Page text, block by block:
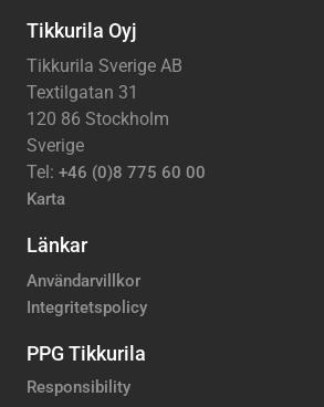
Tikkurila Oyj
Tikkurila Sverige AB
Textilgatan 31
120 86 Stockholm
Sverige
Tel: +46 (0)8 775 60 00
Karta
Länkar
Användarvillkor
Integritetspolicy
PPG Tikkurila
Responsibility